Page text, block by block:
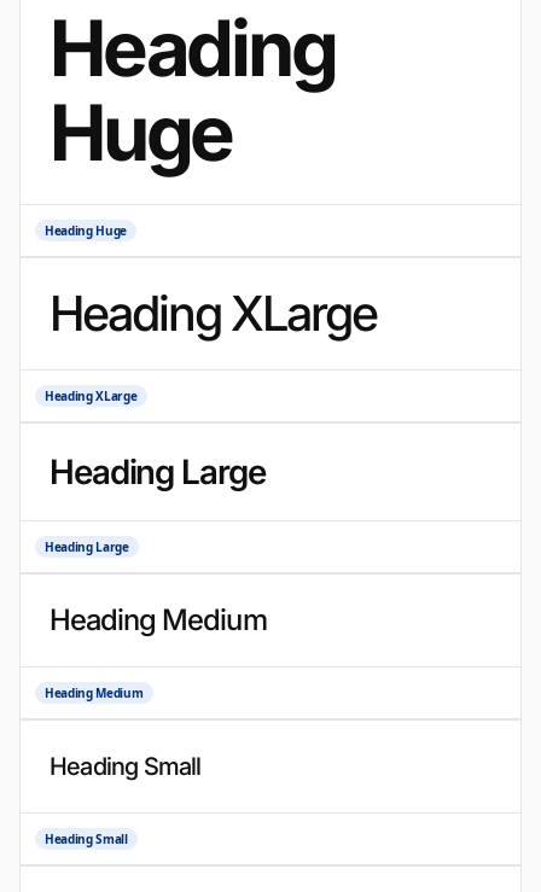
Heading
Huge
Heading Huge
Heading XLarge
Heading XLarge
Heading Large
Heading Large
Heading Medium
Heading Medium
Heading Small
Heading Small